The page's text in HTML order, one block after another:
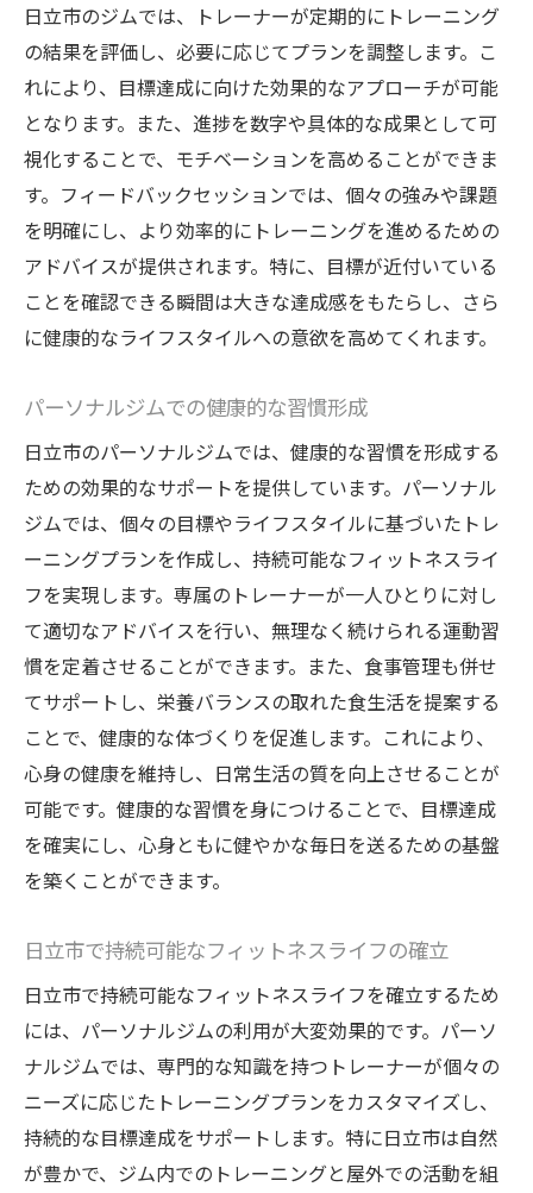
日立市のジムでは、トレーナーが定期的にトレーニング
の結果を評価し、必要に応じてプランを調整します。こ
れにより、目標達成に向けた効果的なアプローチが可能
となります。また、進捗を数字や具体的な成果として可
視化することで、モチベーションを高めることができま
す。フィードバックセッションでは、個々の強みや課題
を明確にし、より効率的にトレーニングを進めるための
アドバイスが提供されます。特に、目標が近付いている
ことを確認できる瞬間は大きな達成感をもたらし、さら
に健康的なライフスタイルへの意欲を高めてくれます。
パーソナルジムでの健康的な習慣形成
日立市のパーソナルジムでは、健康的な習慣を形成する
ための効果的なサポートを提供しています。パーソナル
ジムでは、個々の目標やライフスタイルに基づいたトレ
ーニングプランを作成し、持続可能なフィットネスライ
フを実現します。専属のトレーナーが一人ひとりに対し
て適切なアドバイスを行い、無理なく続けられる運動習
慣を定着させることができます。また、食事管理も併せ
てサポートし、栄養バランスの取れた食生活を提案する
ことで、健康的な体づくりを促進します。これにより、
心身の健康を維持し、日常生活の質を向上させることが
可能です。健康的な習慣を身につけることで、目標達成
を確実にし、心身ともに健やかな毎日を送るための基盤
を築くことができます。
日立市で持続可能なフィットネスライフの確立
日立市で持続可能なフィットネスライフを確立するため
には、パーソナルジムの利用が大変効果的です。パーソ
ナルジムでは、専門的な知識を持つトレーナーが個々の
ニーズに応じたトレーニングプランをカスタマイズし、
持続的な目標達成をサポートします。特に日立市は自然
が豊かで、ジム内でのトレーニングと屋外での活動を組